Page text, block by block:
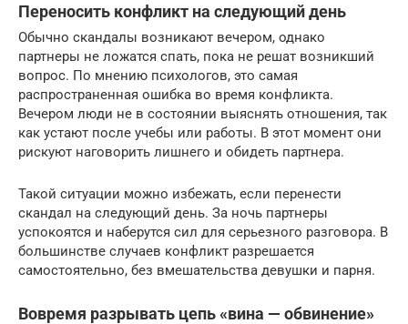
Переносить конфликт на следующий день
Обычно скандалы возникают вечером, однако
партнеры не ложатся спать, пока не решат возникший
вопрос. По мнению психологов, это самая
распространенная ошибка во время конфликта.
Вечером люди не в состоянии выяснять отношения, так
как устают после учебы или работы. В этот момент они
рискуют наговорить лишнего и обидеть партнера.
Такой ситуации можно избежать, если перенести
скандал на следующий день. За ночь партнеры
успокоятся и наберутся сил для серьезного разговора. В
большинстве случаев конфликт разрешается
самостоятельно, без вмешательства девушки и парня.
Вовремя разрывать цепь «вина — обвинение»